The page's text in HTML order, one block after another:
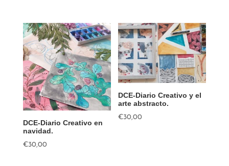
DCE-Diario Creativo en
navidad.
€30,00
DCE-Diario Creativo y el
arte abstracto.
€30,00